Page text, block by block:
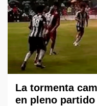
La tormenta
en pleno